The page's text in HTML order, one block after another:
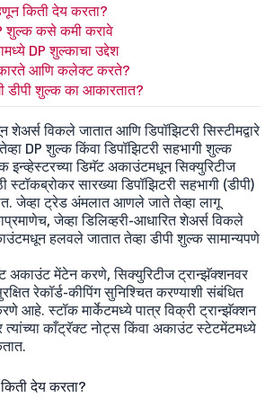
किती देय करता?
शुल्क कसे कमी करावे
DP शुल्काचा उद्देश
आणि कलेक्ट करते?
डीपी शुल्क का आकारतात?
विकले जातात आणि डिपॉझिटरी सिस्टीमद्वारे
DP शुल्क किंवा डिपॉझिटरी सहभागी शुल्क
डिमॅट अकाउंटमधून सिक्युरिटीज
सारख्या डिपॉझिटरी सहभागी (डीपी)
जेव्हा ट्रेड अंमलात आणले जाते तेव्हा लागू
जेव्हा डिलिव्हरी-आधारित शेअर्स विकले
हलवले जातात तेव्हा डीपी शुल्क सामान्यपणे
अकाउंट मेंटेन करणे, सिक्युरिटीज ट्रान्झॅक्शनवर
रेकॉर्ड-कीपिंग सुनिश्चित करण्याशी संबंधित
आहे. स्टॉक मार्केटमध्ये पात्र विक्री ट्रान्झॅक्शन
त्यांच्या काँट्रॅक्ट नोट्स किंवा अकाउंट स्टेटमेंटमध्ये
देय करता?